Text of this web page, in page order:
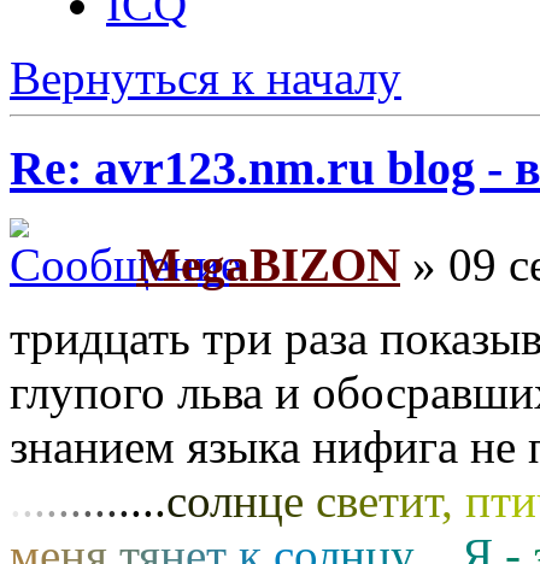
Вернуться к началу
Re: avr123.nm.ru blog -
MegaBIZON » 09
тридцать три раза
глупого льва и
знанием языка нифига не
............солнце светит, пти